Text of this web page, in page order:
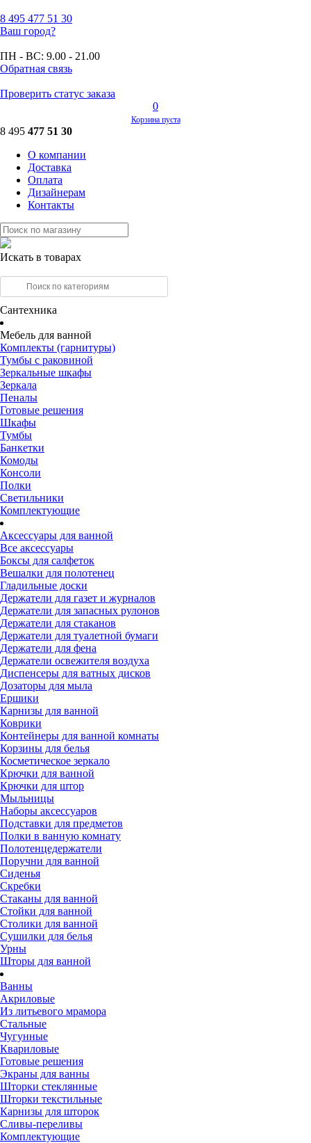
8 495 477 51 30
Ваш город?
ПН - ВС: 9.00 - 21.00
Обратная связь
Проверить статус заказа
0
Корзина пуста
8 495 477 51 30
О компании
Доставка
Оплата
Дизайнерам
Контакты
Искать в товарах
Сантехника
Мебель для ванной
Комплекты (гарнитуры)
Тумбы с раковиной
Зеркальные шкафы
Зеркала
Пеналы
Готовые решения
Шкафы
Тумбы
Банкетки
Комоды
Консоли
Полки
Светильники
Комплектующие
Аксессуары для ванной
Все аксессуары
Боксы для салфеток
Вешалки для полотенец
Гладильные доски
Держатели для газет и журналов
Держатели для запасных рулонов
Держатели для стаканов
Держатели для туалетной бумаги
Держатели для фена
Держатели освежителя воздуха
Диспенсеры для ватных дисков
Дозаторы для мыла
Ершики
Карнизы для ванной
Коврики
Контейнеры для ванной комнаты
Корзины для белья
Косметическое зеркало
Крючки для ванной
Крючки для штор
Мыльницы
Наборы аксессуаров
Подставки для предметов
Полки в ванную комнату
Полотенцедержатели
Поручни для ванной
Сиденья
Скребки
Стаканы для ванной
Стойки для ванной
Столики для ванной
Сушилки для белья
Урны
Шторы для ванной
Ванны
Акриловые
Из литьевого мрамора
Стальные
Чугунные
Квариловые
Готовые решения
Экраны для ванны
Шторки стеклянные
Шторки текстильные
Карнизы для шторок
Сливы-переливы
Комплектующие